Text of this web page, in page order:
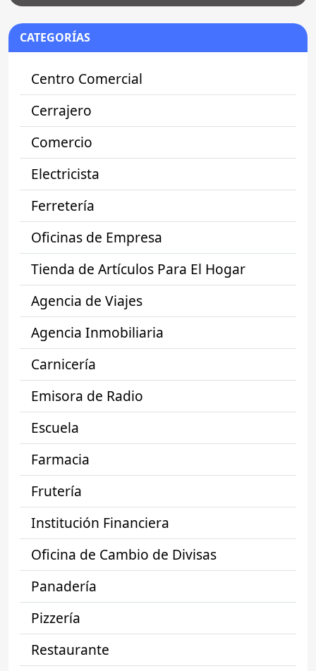
CATEGORÍAS
Centro Comercial
Cerrajero
Comercio
Electricista
Ferretería
Oficinas de Empresa
Tienda de Artículos Para El Hogar
Agencia de Viajes
Agencia Inmobiliaria
Carnicería
Emisora de Radio
Escuela
Farmacia
Frutería
Institución Financiera
Oficina de Cambio de Divisas
Panadería
Pizzería
Restaurante